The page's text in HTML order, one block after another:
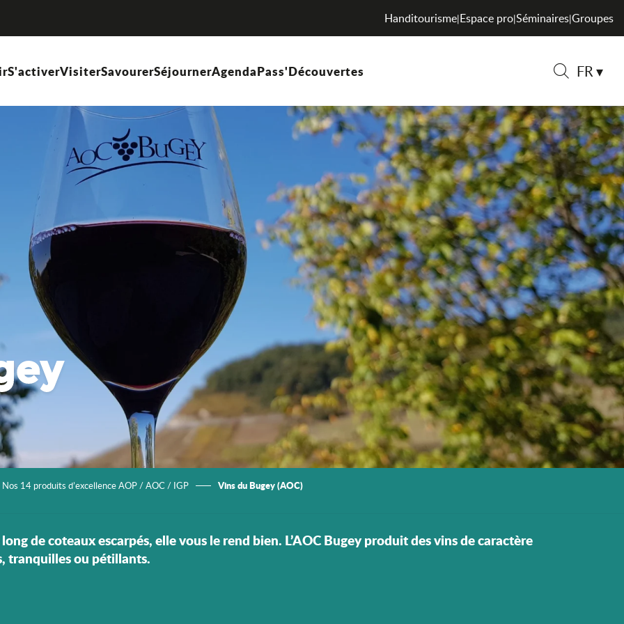
FR
Handitourisme|Espace pro|Séminaires|Groupes
S'activerVisiterSavourerSéjournerAgendaPass'Découvertes
Nos 14 produits d’excellence AOP / AOC / IGP Vins du Bugey (AOC)
de coteaux escarpés, elle vous le rend bien. L’AOC Bugey produit des vins de caractère
tranquilles ou pétillants.